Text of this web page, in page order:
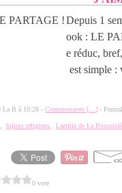
Depuis 1
ook : LE
e réduc,
est simple :
La B à 10:28 -Commentaires [ …] -
,bijoux religieux ,Laetitia de La
0 vote